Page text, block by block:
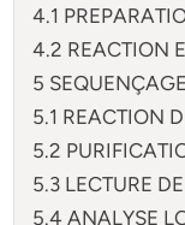
4.1
4.2 REACTION
5
5.1 REACTION
5.2
5.3 LECTURE
5.4 ANALYSE